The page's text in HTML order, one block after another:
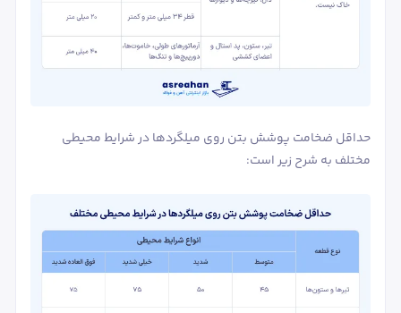
حداقل ضخامت پوشش بتن روی میلگردها در شرایط محیطی
مختلف به شرح زیر است: